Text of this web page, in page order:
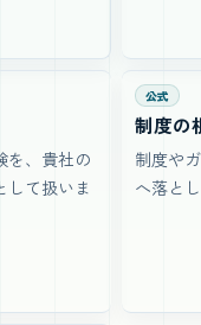
を、貴社の
して扱いま
公式
制度の
制度や
へ落とし